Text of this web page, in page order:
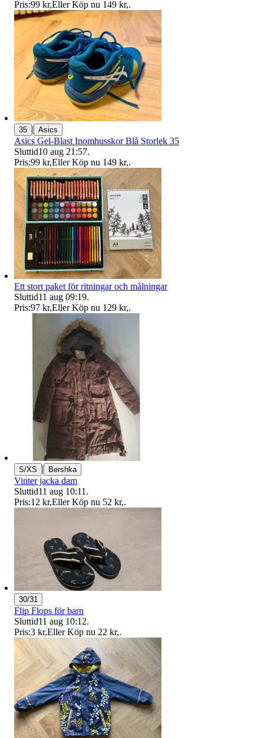
Pris:99 kr,Eller Köp nu 149 kr,.
35 | Asics
Asics Gel-Blast Inomhusskor Blå Storlek 35
Sluttid10 aug 21:57.
Pris:99 kr,Eller Köp nu 149 kr,.
Ett stort paket för ritningar och målningar
Sluttid11 aug 09:19.
Pris:97 kr,Eller Köp nu 129 kr,.
S/XS | Bershka
Vinter jacka dam
Sluttid11 aug 10:11 .
Pris:12 kr,Eller Köp nu 52 kr,.
30/31
Flip Flops för barn
Sluttid11 aug 10:12.
Pris:3 kr,Eller Köp nu 22 kr,.